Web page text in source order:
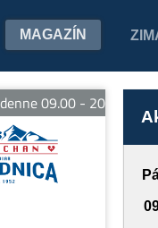
MAGAZÍN
09.00 - 20.00 hod.